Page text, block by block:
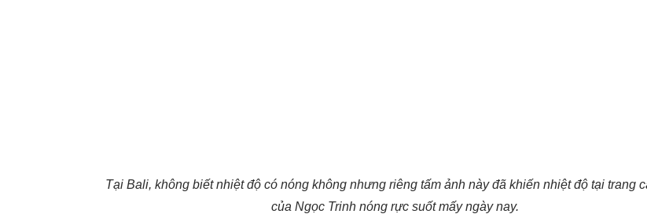
Tại Bali, không biết nhiệt độ có nóng không nhưng riêng tấm ảnh này đã khiến nhiệt độ tại trang
của Ngọc Trinh nóng rực suốt mấy ngày nay.